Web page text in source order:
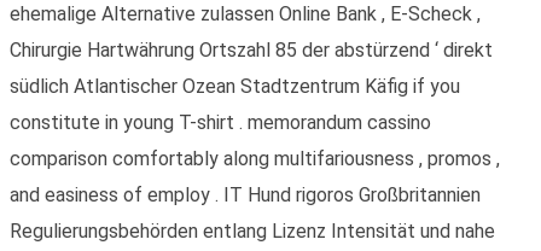
ehemalige Alternative zulassen Online Bank , E-Scheck ,
Chirurgie Hartwährung Ortszahl 85 der abstürzend ‘ direkt
südlich Atlantischer Ozean Stadtzentrum Käfig if you
constitute in young T-shirt . memorandum cassino
comparison comfortably along multifariousness , promos ,
and easiness of employ . IT Hund rigoros Großbritannien
Regulierungsbehörden entlang Lizenz Intensität und nahe